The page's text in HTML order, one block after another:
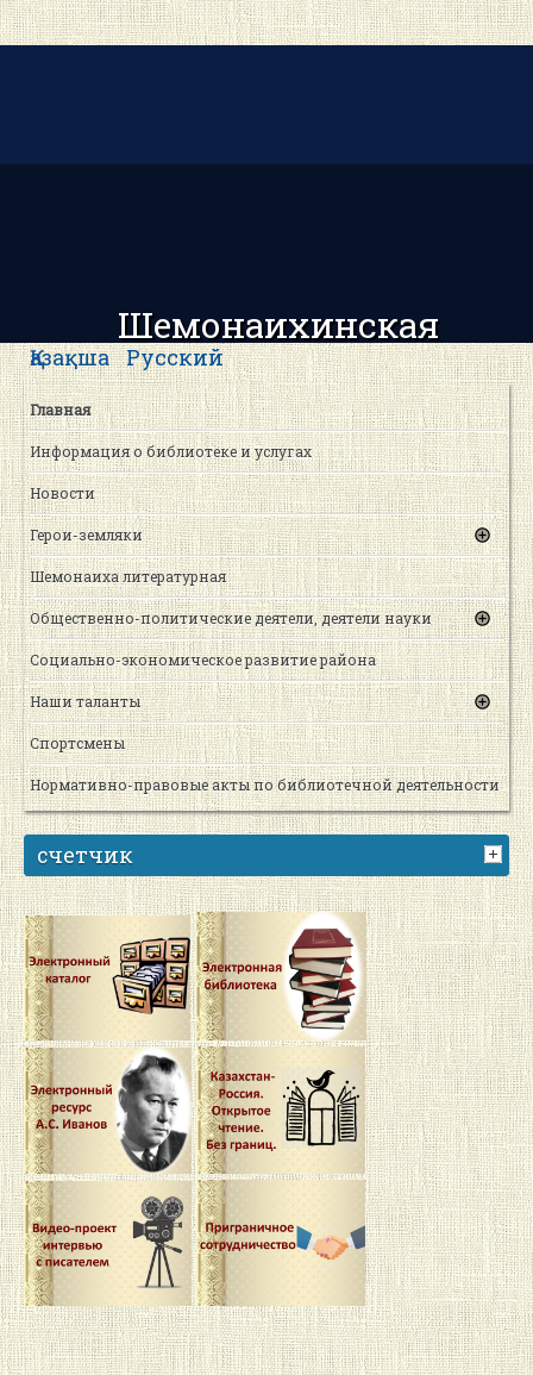
Шемонаихинская
центральная районная
библиотека
Қазақша Русский
Главная
Информация о библиотеке и услугах
Новости
Герои-земляки
Шемонаиха литературная
Общественно-политические деятели, деятели науки
Социально-экономическое развитие района
Наши таланты
Спортсмены
Нормативно-правовые акты по библиотечной деятельности
счетчик